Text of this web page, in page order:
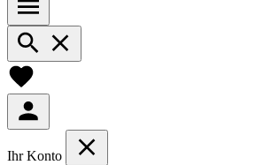
Ihr Konto